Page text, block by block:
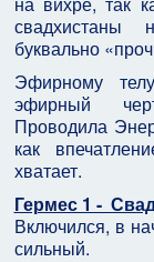
свадхистаны
буквально
Эфирному
эфирный
Проводила
как
хватает.
Гермес 1 -
Включился, в
сильный.